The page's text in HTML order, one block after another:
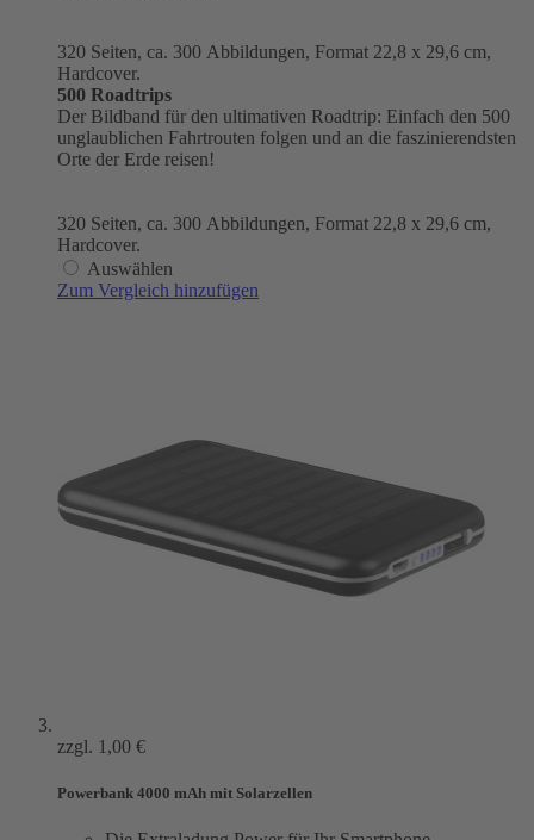
320 Seiten, ca. 300 Abbildungen, Format 22,8 x 29,6 cm,
Hardcover.
500 Roadtrips
Der Bildband für den ultimativen Roadtrip: Einfach den 500
unglaublichen Fahrtrouten folgen und an die faszinierendsten
Orte der Erde reisen!
320 Seiten, ca. 300 Abbildungen, Format 22,8 x 29,6 cm,
Hardcover.
Auswählen
Zum Vergleich hinzufügen
zzgl. 1,00 €
Powerbank 4000 mAh mit Solarzellen